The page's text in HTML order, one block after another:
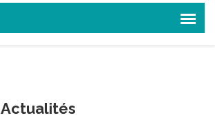
Actualités